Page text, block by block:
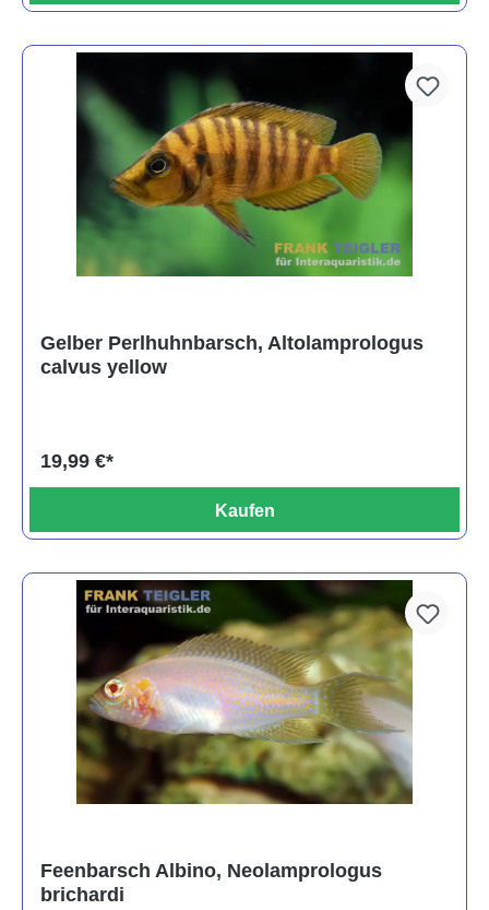
Gelber Perlhuhnbarsch, Altolamprologus
calvus yellow
19,99 €*
Kaufen
Feenbarsch Albino, Neolamprologus
brichardi